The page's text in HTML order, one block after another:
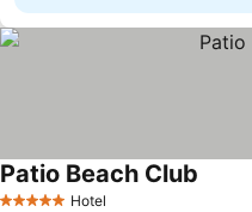
5 Estrelas Hotel
Patio Beach Club